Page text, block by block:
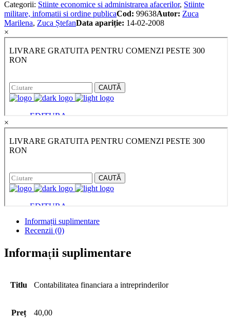
Categorii: Stiinte economice si administrarea afacerilor, Stiinte
militare, infomatii si ordine publicaCod: 99638Autor: Zuca
Marilena, Zuca ȘtefanData apariție: 14-02-2008
×
×
Informații suplimentare
Recenzii (0)
Informații suplimentare
Titlu Contabilitatea financiara a intreprinderilor
Preț 40,00